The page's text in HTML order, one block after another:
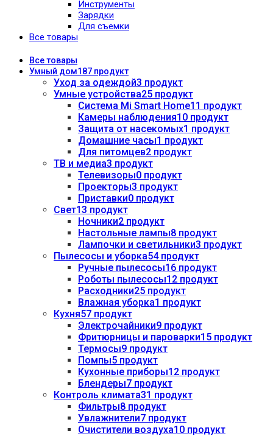
Инструменты
Зарядки
Для съемки
Все товары
Всетовары
Умный дом187 продукт
Уход за одеждой3 продукт
Умные устройства25 продукт
Система Mi Smart Home11 продукт
Камеры наблюдения10 продукт
Защита от насекомых1 продукт
Домашние часы1 продукт
Для питомцев2 продукт
ТВ и медиа3 продукт
Телевизоры0 продукт
Проекторы3 продукт
Приставки0 продукт
Свет13 продукт
Ночники2 продукт
Настольные лампы8 продукт
Лампочки и светильники3 продукт
Пылесосы и уборка54 продукт
Ручные пылесосы16 продукт
Роботы пылесосы12 продукт
Расходники25 продукт
Влажная уборка1 продукт
Кухня57 продукт
Электрочайники9 продукт
Фритюрницы и пароварки15 продукт
Термосы9 продукт
Помпы5 продукт
Кухонные приборы12 продукт
Блендеры7 продукт
Контроль климата31 продукт
Фильтры8 продукт
Увлажнители7 продукт
Очистители воздуха10 продукт